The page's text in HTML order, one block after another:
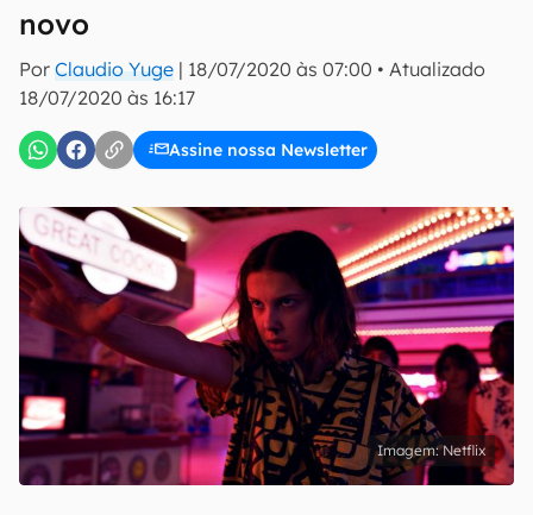
novo
Por Claudio Yuge | 18/07/2020 às 07:00 • Atualizado
18/07/2020 às 16:17
Assine nossa Newsletter
inscreva-se
Confirmo que li, aceito e concordo com os Termos de
Uso e Política de Privacidade do Canaltech.
Netflix